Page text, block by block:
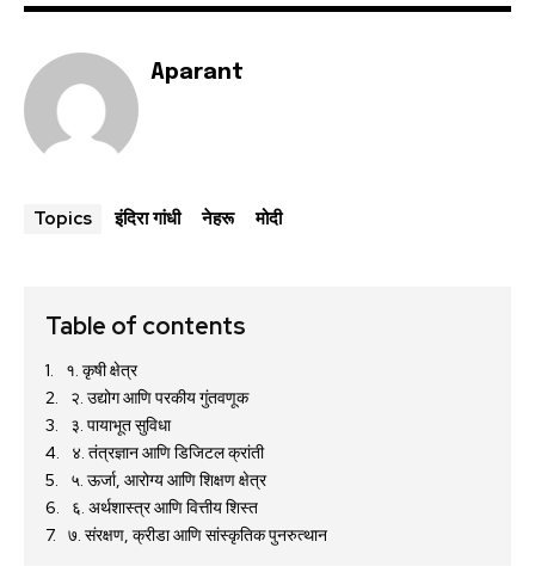
Aparant
Topics इंदिरा गांधी नेहरू मोदी
Table of contents
१. कृषी क्षेत्र
२. उद्योग आणि परकीय गुंतवणूक
३. पायाभूत सुविधा
४. तंत्रज्ञान आणि डिजिटल क्रांती
५. ऊर्जा, आरोग्य आणि शिक्षण क्षेत्र
६. अर्थशास्त्र आणि वित्तीय शिस्त
७. संरक्षण, क्रीडा आणि सांस्कृतिक पुनरुत्थान